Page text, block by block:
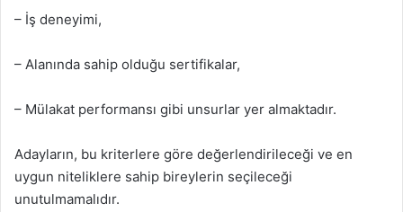
– İş deneyimi,
– Alanında sahip olduğu sertifikalar,
– Mülakat performansı gibi unsurlar yer almaktadır.
Adayların, bu kriterlere göre değerlendirileceği ve en
uygun niteliklere sahip bireylerin seçileceği
unutulmamalıdır.